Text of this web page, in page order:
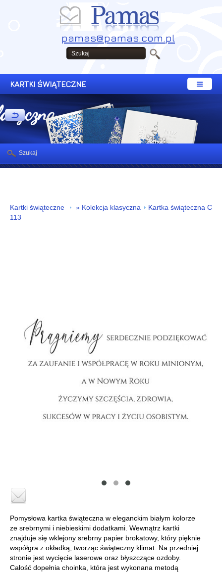
pamas@pamas.com.pl
KARTKI ŚWIĄTECZNE
Kartki świąteczne » Kolekcja klasyczna
Kartka świąteczna C
113
Pomysłowa kartka świąteczna w eleganckim białym kolorze
ze srebrnymi i niebieskimi dodatkami. Wewnątrz kartki
znajduje się wklejony srebrny papier brokatowy, który pięknie
współgra z okładką, tworząc świąteczny klimat. Na przedniej
stronie jest wycięcie laserowe oraz błyszczące ozdoby.
Całość dopełnia choinka, która jest wykonana metodą
Szukaj